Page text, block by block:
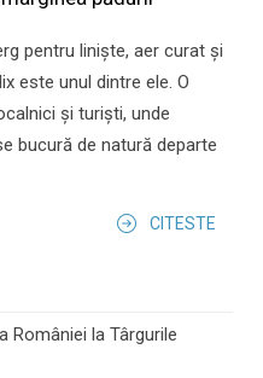
pentru liniște, aer curat și
este unul dintre ele. O
și turiști, unde
bucură de natură departe
CITESTE
României la Târgurile